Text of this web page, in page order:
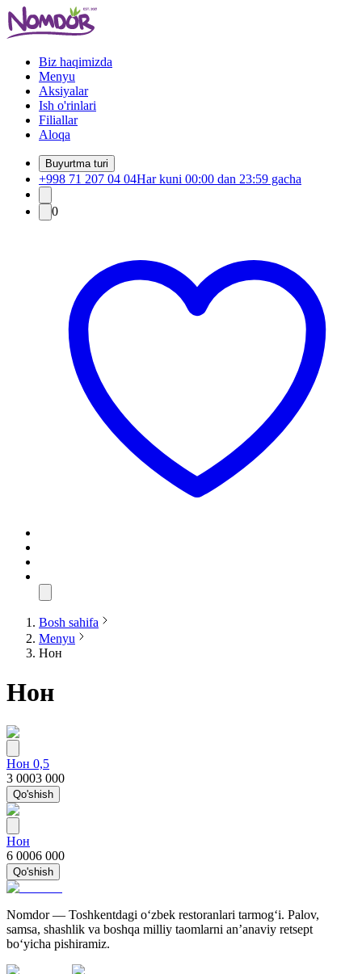
Biz haqimizda
Menyu
Aksiyalar
Ish o'rinlari
Filiallar
Aloqa
Buyurtma turi
+998 71 207 04 04Har kuni 00:00 dan 23:59 gacha
0
Bosh sahifa
Menyu
Нон
Нон
Нон 0,5
3 0003 000
Qo'shish
Нон
6 0006 000
Qo'shish
Nomdor — Toshkentdagi oʻzbek restoranlari tarmogʻi. Palov,
samsa, shashlik va boshqa milliy taomlarni an’anaviy retsept
bo‘yicha pishiramiz.